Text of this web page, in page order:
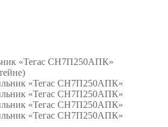
«Тегас СН7П250АПК»